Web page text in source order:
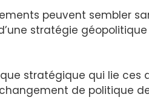
peuvent sembler
stratégie
stratégique qui lie ces
de politique